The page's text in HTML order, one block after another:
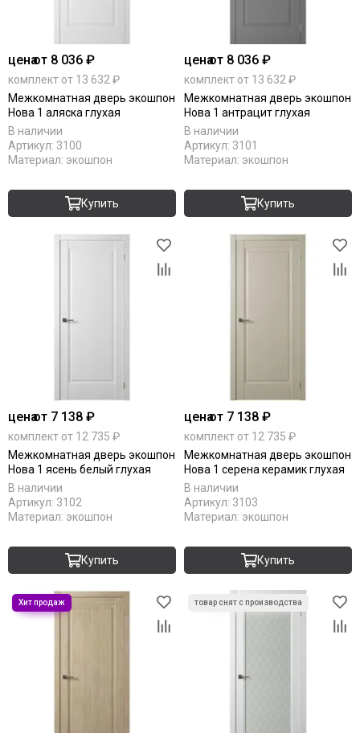
ценаот 8 036 ₽
комплект от 13 632 ₽
Межкомнатная дверь экошпон
Нова 1 аляска глухая
В наличии
Артикул: 3100
Материал: экошпон
Купить
ценаот 8 036 ₽
комплект от 13 632 ₽
Межкомнатная дверь экошпон
Нова 1 антрацит глухая
В наличии
Артикул: 3101
Материал: экошпон
Купить
ценаот 7 138 ₽
комплект от 12 735 ₽
Межкомнатная дверь экошпон
Нова 1 ясень белый глухая
В наличии
Артикул: 3102
Материал: экошпон
Купить
ценаот 7 138 ₽
комплект от 12 735 ₽
Межкомнатная дверь экошпон
Нова 1 серена керамик глухая
В наличии
Артикул: 3103
Материал: экошпон
Купить